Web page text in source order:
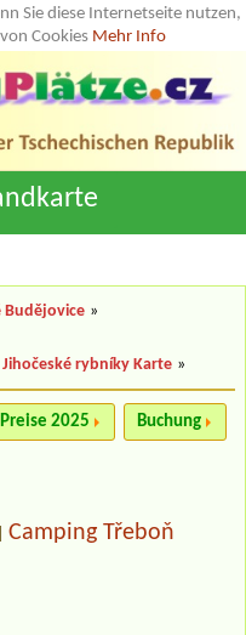
Sie diese Internetseite nutzen,
Cookies Mehr Info
Budějovice »
Jihočeské rybníky Karte »
Preise 2025 Buchung
Camping Třeboň